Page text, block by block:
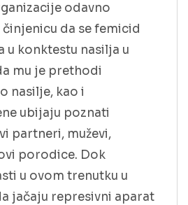
odavno
da se femicid
u konktestu nasilja u
mu je prethodi
nasilje, kao i
ubijaju poznati
partneri, muževi,
porodice. Dok
u ovom trenutku u
jačaju represivni aparat